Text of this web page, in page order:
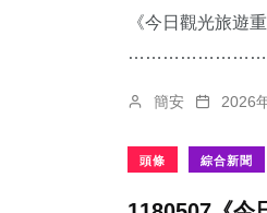
《今日觀光旅遊
簡安 2026
頭條 綜合新聞